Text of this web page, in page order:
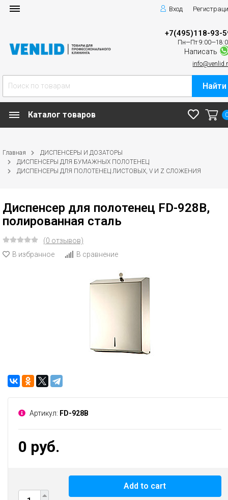
Вход
+7(495)118-93-
Пн—Пт
Написать
Найти
Каталог товаров
Главная
ДИСПЕНСЕРЫ И ДОЗАТОРЫ
ДИСПЕНСЕРЫ ДЛЯ БУМАЖНЫХ ПОЛОТЕНЕЦ
ДИСПЕНСЕРЫ ДЛЯ ПОЛОТЕНЕЦ ЛИСТОВЫХ, V И Z СЛОЖЕНИЯ
Диспенсер для полотенец FD-928B,
полированная сталь
(0 отзывов)
В избранное
В сравнение
Артикул: FD-928B
0 руб.
Add to cart